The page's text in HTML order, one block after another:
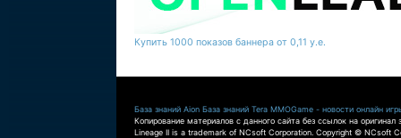
Купить 1000 показов баннера от 0,11 у.е.
База знаний Aion База знаний Tera MMOGame - новости онлайн
Копирование материалов с данного сайта без ссылок на оригинал
Lineage II is a trademark of NCsoft Corporation. Copyright © NCsoft